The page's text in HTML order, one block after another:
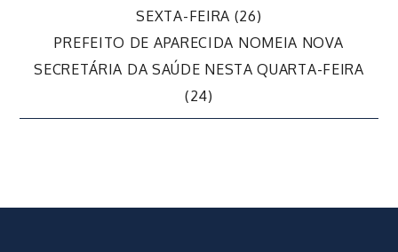
Post
SEXTA-FEIRA (26)
PREFEITO DE APARECIDA NOMEIA NOVA
SECRETÁRIA DA SAÚDE NESTA QUARTA-FEIRA
(24)